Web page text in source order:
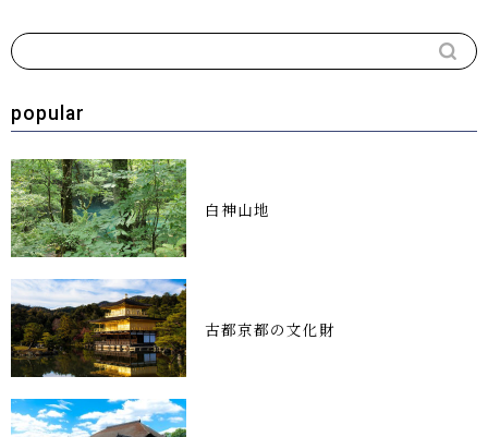
popular
白神山地
古都京都の文化財